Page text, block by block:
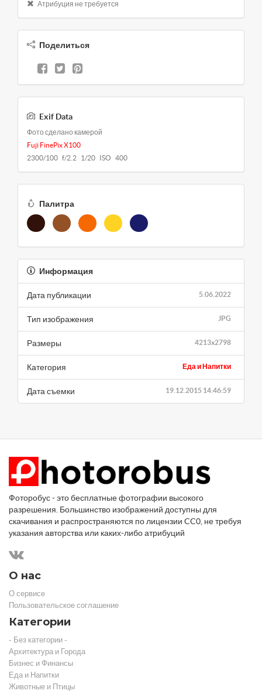
Атрибуция не требуется
Поделиться
Exif Data
Фото сделано камерой
Fuji FinePix X100
2300/100 f/2.2 1/20 ISO 400
Палитра
Информация
5.06.2022
Дата публикации
JPG
Тип изображения
4213x2798
Размеры
Еда и Напитки
Категория
19.12.2015 14:46:59
Дата съемки
Фоторобус - это бесплатные фотографии высокого
разрешения. Большинство изображений доступны для
скачивания и распространяются по лицензии CC0, не требуя
указания авторства или каких-либо атрибуций
О нас
О сервисе
Пользовательское соглашение
Категории
- Без категории -
Архитектура и Города
Бизнес и Финансы
Еда и Напитки
Животные и Птицы